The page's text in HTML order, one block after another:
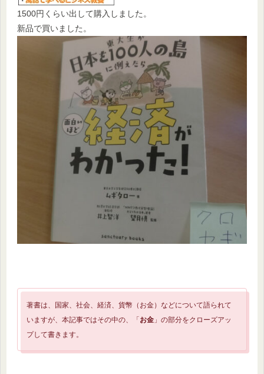
1500円くらい出して購入しました。
新品で買いました。
著書は、国家、社会、経済、貨幣（お金）などについて語られて
いますが、本記事ではその中の、「お金 」の部分をクローズアッ
プして書きます。